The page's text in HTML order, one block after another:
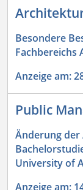
Besondere
Fachbereichs
Anzeige am:
Public
Änderung der
University of
Anzeige am: